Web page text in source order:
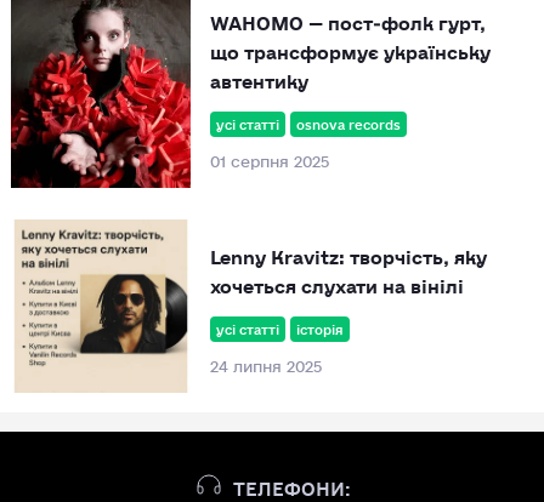
усі статті osnova records
01 серпня 2025
WAHOMO — пост‑фолк гурт,
що трансформує українську
автентику
усі статті історія
24 липня 2025
Lenny Kravitz: творчість, яку
хочеться слухати на вінілі
ТЕЛЕФОНИ: